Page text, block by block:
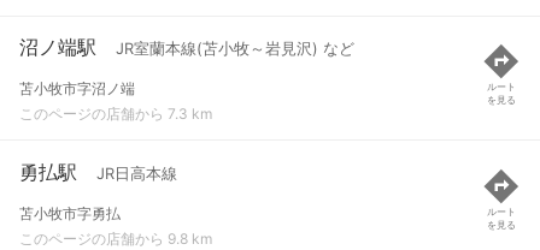
沼ノ端駅 JR室蘭本線(苫小牧～岩見沢) など
苫小牧市字沼ノ端
このページの店舗から 7.3 km
ルート
を見る
勇払駅 JR日高本線
苫小牧市字勇払
このページの店舗から 9.8 km
ルート
を見る